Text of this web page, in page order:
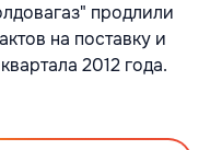
продлили
на поставку и
2012 года.